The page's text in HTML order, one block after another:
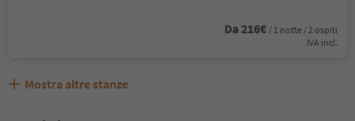
Da 216€ / 1 notte / 2 ospiti
IVA incl.
Mostra altre stanze